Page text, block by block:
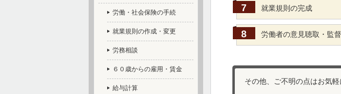
就業規則の完成
労働者の意見聴取・監
その他、ご不明の点はお気軽
労働・社会保険の手続
就業規則の作成・変更
労務相談
６０歳からの雇用・賃金
給与計算